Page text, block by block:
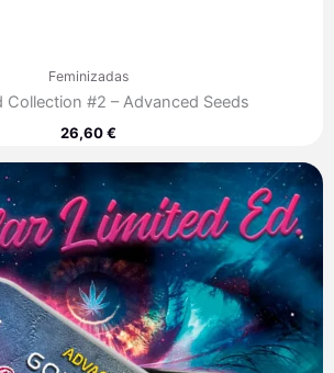
Feminizadas
Collection #2 – Advanced Seeds
26,60€